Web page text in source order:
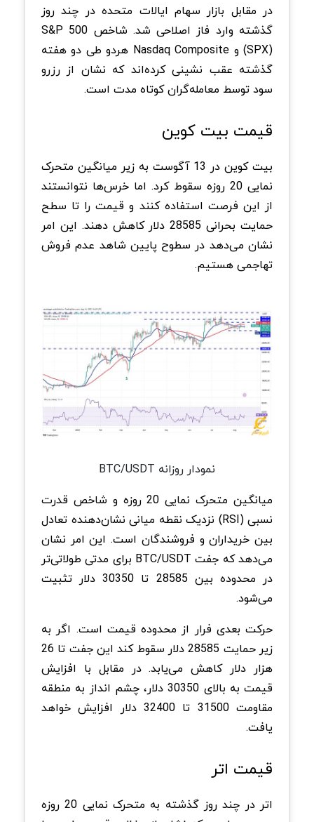
در مقابل بازار سهام ایالات متحده در چند روز
گذشته وارد فاز اصلاحی شد. شاخص S&P 500
(SPX) و Nasdaq Composite هردو طی دو هفته
گذشته عقب نشینی کرده‌اند که نشان از رزرو
سود توسط معامله‌گران کوتاه مدت است.
قیمت بیت کوین
بیت کوین در 13 آگوست به زیر میانگین متحرک
نمایی 20 روزه سقوط کرد. اما خرس‌ها نتوانستند
از این فرصت استفاده کنند و قیمت را تا سطح
حمایت بحرانی 28585 دلار کاهش دهند. این امر
نشان می‌دهد در سطوح پایین شاهد عدم فروش
تهاجمی هستیم.
نمودار روزانه BTC/USDT
میانگین متحرک نمایی 20 روزه و شاخص قدرت
نسبی (RSI) نزدیک نقطه میانی نشان‌دهنده تعادل
بین خریداران و فروشندگان است. این امر نشان
می‌دهد که جفت BTC/USDT برای مدتی طولاتی‌تر
در محدوده بین 28585 تا 30350 دلار تثبیت
می‌شود.
حرکت بعدی فرار از محدوده قیمت است. اگر به
زیر حمایت 28585 دلار سقوط کند این جفت تا 26
هزار دلار کاهش می‌یابد. در مقابل با افزایش
قیمت به بالای 30350 دلار، چشم انداز به منطقه
مقاومت 31500 تا 32400 دلار افزایش خواهد
یافت.
قیمت اتر
اتر در چند روز گذشته به متحرک نمایی 20 روزه